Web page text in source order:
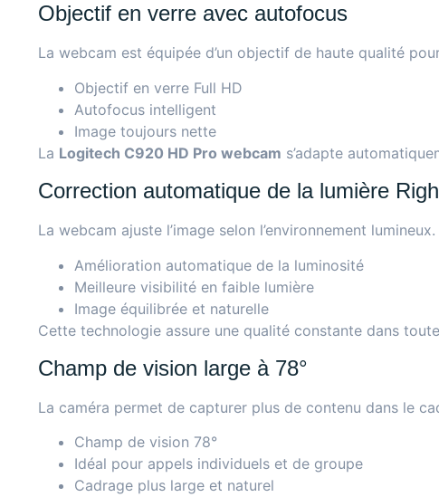
Objectif en verre avec autofocus
La webcam est équipée d’un objectif de haute qualité
Objectif en verre Full HD
Autofocus intelligent
Image toujours nette
La Logitech C920 HD Pro webcam s’adapte
Correction automatique de la lumière
La webcam ajuste l’image selon l’environnement lumineux.
Amélioration automatique de la luminosité
Meilleure visibilité en faible lumière
Image équilibrée et naturelle
Cette technologie assure une qualité constante dans
Champ de vision large à 78°
La caméra permet de capturer plus de contenu dans le
Champ de vision 78°
Idéal pour appels individuels et de groupe
Cadrage plus large et naturel